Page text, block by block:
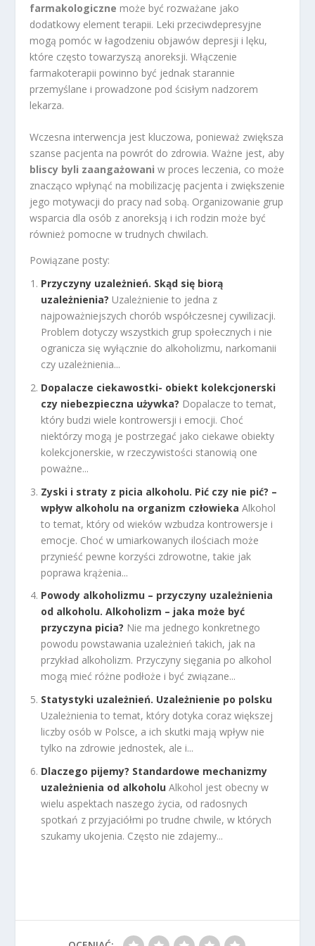
farmakologiczne może być rozważane jako
dodatkowy element terapii. Leki przeciwdepresyjne
mogą pomóc w łagodzeniu objawów depresji i lęku,
które często towarzyszą anoreksji. Włączenie
farmakoterapii powinno być jednak starannie
przemyślane i prowadzone pod ścisłym nadzorem
lekarza.
Wczesna interwencja jest kluczowa, ponieważ zwiększa
szanse pacjenta na powrót do zdrowia. Ważne jest, aby
bliscy byli zaangażowani w proces leczenia, co może
znacząco wpłynąć na mobilizację pacjenta i zwiększenie
jego motywacji do pracy nad sobą. Organizowanie grup
wsparcia dla osób z anoreksją i ich rodzin może być
również pomocne w trudnych chwilach.
Powiązane posty:
Przyczyny uzależnień. Skąd się biorą
uzależnienia? Uzależnienie to jedna z
najpoważniejszych chorób współczesnej cywilizacji.
Problem dotyczy wszystkich grup społecznych i nie
ogranicza się wyłącznie do alkoholizmu, narkomanii
czy uzależnienia...
Dopalacze ciekawostki- obiekt kolekcjonerski
czy niebezpieczna używka? Dopalacze to temat,
który budzi wiele kontrowersji i emocji. Choć
niektórzy mogą je postrzegać jako ciekawe obiekty
kolekcjonerskie, w rzeczywistości stanowią one
poważne...
Zyski i straty z picia alkoholu. Pić czy nie pić? –
wpływ alkoholu na organizm człowieka Alkohol
to temat, który od wieków wzbudza kontrowersje i
emocje. Choć w umiarkowanych ilościach może
przynieść pewne korzyści zdrowotne, takie jak
poprawa krążenia...
Powody alkoholizmu – przyczyny uzależnienia
od alkoholu. Alkoholizm – jaka może być
przyczyna picia? Nie ma jednego konkretnego
powodu powstawania uzależnień takich, jak na
przykład alkoholizm. Przyczyny sięgania po alkohol
mogą mieć różne podłoże i być związane...
Statystyki uzależnień. Uzależnienie po polsku
Uzależnienia to temat, który dotyka coraz większej
liczby osób w Polsce, a ich skutki mają wpływ nie
tylko na zdrowie jednostek, ale i...
Dlaczego pijemy? Standardowe mechanizmy
uzależnienia od alkoholu Alkohol jest obecny w
wielu aspektach naszego życia, od radosnych
spotkań z przyjaciółmi po trudne chwile, w których
szukamy ukojenia. Często nie zdajemy...